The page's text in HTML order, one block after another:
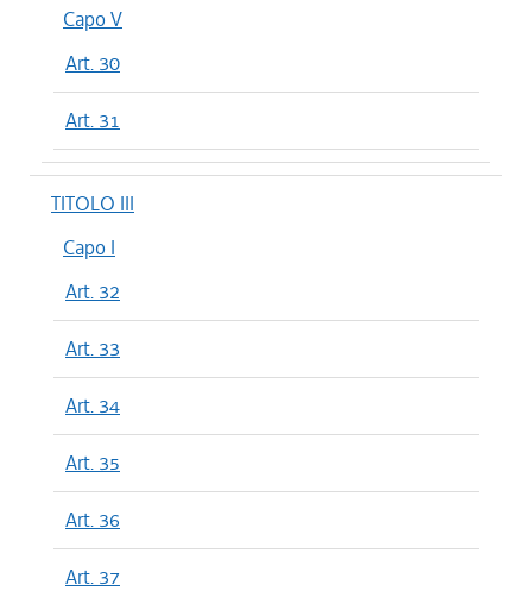
Capo V
Art. 30
Art. 31
TITOLO III
Capo I
Art. 32
Art. 33
Art. 34
Art. 35
Art. 36
Art. 37